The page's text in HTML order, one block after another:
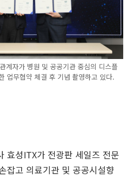
자가 병원 및 공공기관 중심의 디스플
업무협약 체결 후 기념 촬영하고 있다.
효성ITX가 전광판 세일즈 전문
잡고 의료기관 및 공공시설향